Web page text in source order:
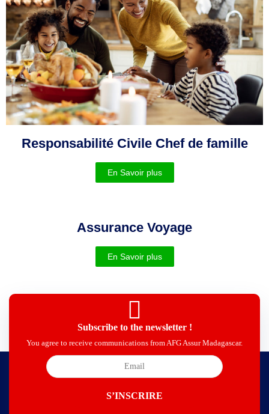
Responsabilité Civile Chef de famille
En Savoir plus
Assurance Voyage
En Savoir plus
Subscribe to the newsletter !
You agree to receive communications from AFG Assur Madagascar.